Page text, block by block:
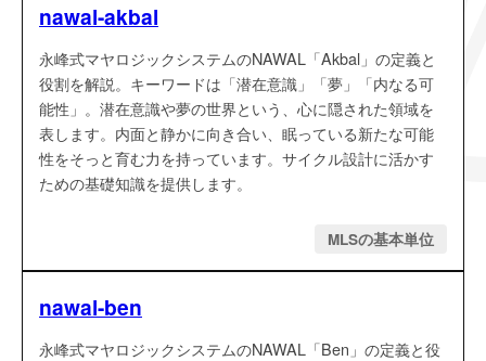
nawal-akbal
永峰式マヤロジックシステムのNAWAL「Akbal」の定義と
役割を解説。キーワードは「潜在意識」「夢」「内なる可
能性」。潜在意識や夢の世界という、心に隠された領域を
表します。内面と静かに向き合い、眠っている新たな可能
性をそっと育む力を持っています。サイクル設計に活かす
ための基礎知識を提供します。
MLSの基本単位
nawal-ben
永峰式マヤロジックシステムのNAWAL「Ben」の定義と役